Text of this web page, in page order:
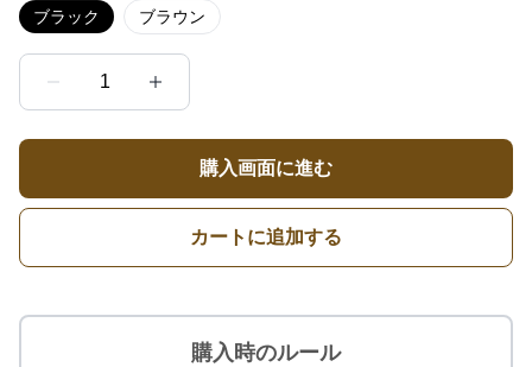
ブラック ブラウン
1
購入画面に進む
カートに追加する
購入時のルール